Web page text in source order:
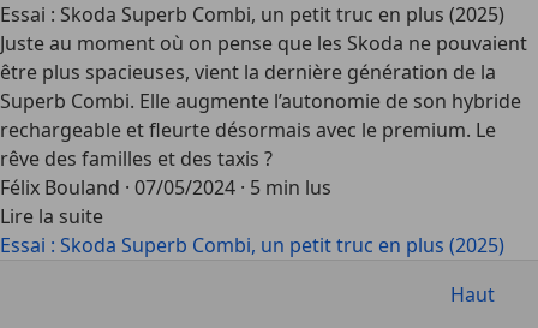
Essai : Skoda Superb Combi, un petit truc en plus (2025)
Juste au moment où on pense que les Skoda ne pouvaient
être plus spacieuses, vient la dernière génération de la
Superb Combi. Elle augmente l’autonomie de son hybride
rechargeable et fleurte désormais avec le premium. Le
rêve des familles et des taxis ?
Félix Bouland · 07/05/2024 · 5 min lus
Lire la suite
Essai : Skoda Superb Combi, un petit truc en plus (2025)
Haut